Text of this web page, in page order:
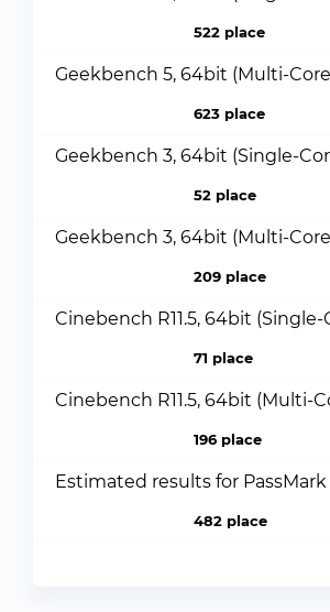
522 place
Geekbench 5, 64bit (Multi-
623 place
Geekbench 3, 64bit (Single-
52 place
Geekbench 3, 64bit (Multi-
209 place
Cinebench R11.5, 64bit (Single-
71 place
Cinebench R11.5, 64bit (Multi-
196 place
Estimated results for PassMark
482 place